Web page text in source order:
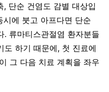
, 단순 건염도 감별 대상입
에 붓고 아프다면 단순
. 류마티스관절염 환자분들
도 하기 때문에, 첫 진료에
그 다음 치료 계획을 좌우